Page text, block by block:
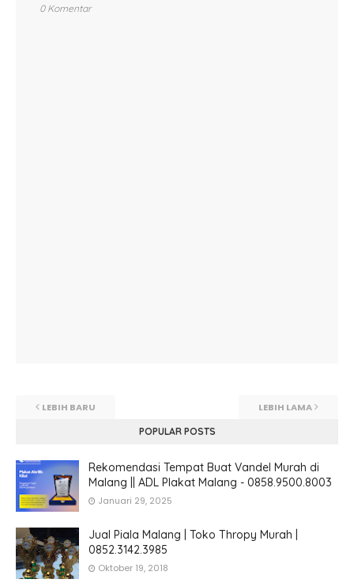
0 Komentar
LEBIH BARU LEBIH LAMA
POPULAR POSTS
Rekomendasi Tempat Buat Vandel Murah di
Malang || ADL Plakat Malang - 0858.9500.8003
Januari 29, 2025
Jual Piala Malang | Toko Thropy Murah |
0852.3142.3985
Oktober 19, 2018